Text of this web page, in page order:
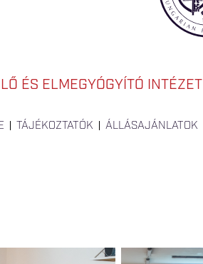
ÉS ELMEGYÓGYÍTÓ INTÉZET
TÁJÉKOZTATÓK ÁLLÁSAJÁNLATOK